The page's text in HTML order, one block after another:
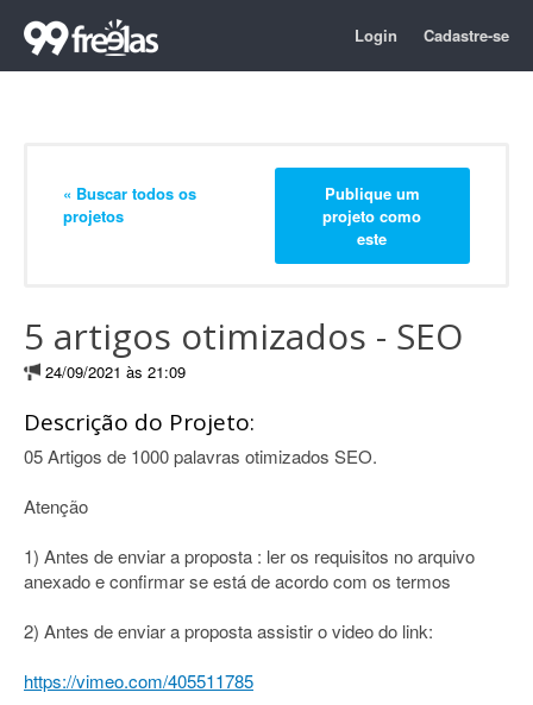
Login Cadastre-se
« Buscar todos os
projetos
Publique um
projeto como
este
5 artigos otimizados - SEO
24/09/2021 às 21:09
Descrição do Projeto:
05 Artigos de 1000 palavras otimizados SEO.
Atenção
1) Antes de enviar a proposta : ler os requisitos no arquivo
anexado e confirmar se está de acordo com os termos
2) Antes de enviar a proposta assistir o video do link:
https://vimeo.com/405511785